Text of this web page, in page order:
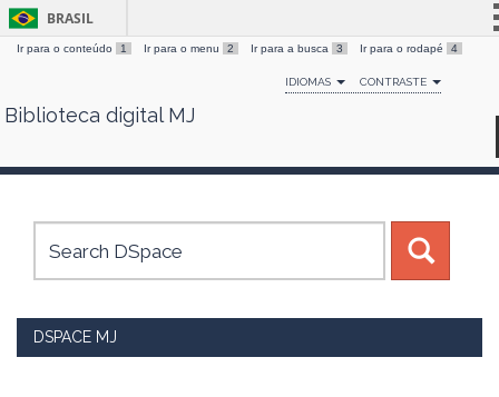
Skip
BRASIL
Simplifique!
Comunica BR
Canais
Ir para o conteúdo 1 Ir para o menu 2 Ir para a busca 3 Ir para o rodapé 4
IDIOMAS CONTRASTE
Biblioteca digital MJ
DSPACE MJ